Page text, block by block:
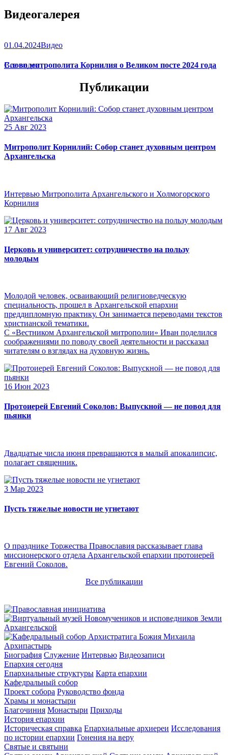
Видеогалерея
01.04.2024Видео
Слово митрополита Корнилия о Великом посте 2024 года
Все видео
Публикации
25 Авг 2023
Митрополит Корнилий: Собор станет духовным центром
Архангельска
Интервью Митрополита Архангельского и Холмогорского
Корнилия
17 Авг 2023
Церковь и университет: сотрудничество на пользу
молодым
Молодой человек, осваивающий религиоведческую
специальность, прошел в Архангельской епархии
преддипломную практику. Он занимается переводами текстов
христианской тематики.
С «Вестником Архангельской митрополии» Иван поделился
соображениями по поводу своей деятельности и рассказал
читателям о взглядах на духовную жизнь.
16 Июн 2023
Протоиерей Евгений Соколов: Выпускной — не повод для
пьянки
Двадцатые числа июня превращаются в малый апокалипсис,
полагает священник.
3 Мар 2023
Пусть тяжелые новости не угнетают
О празднике Торжества Православия рассказывает глава
миссионерского отдела Архангельской епархии протоиерей
Евгений Соколов.
Все публикации
Архипастырь
Биография Служение Интервью Видеозаписи
Епархия сегодня
Епархиальные структуры Карта епархии
Кафедральный собор
Проект собора Руководство фонда
Храмы и монастыри
Благочиния Монастыри Приходы
История епархии
Историческая справка Епархиальные архиереи Исследования
по истории епархии Гонения на веру
Святые и святыни